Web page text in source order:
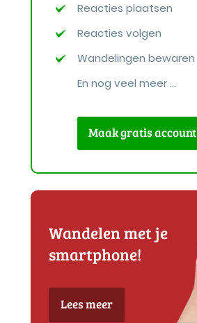
Reacties plaatsen
Reacties volgen
Wandelingen bewaren
En nog veel meer ...
Maak gratis account
Wandelen met je
smartphone!
Lees meer